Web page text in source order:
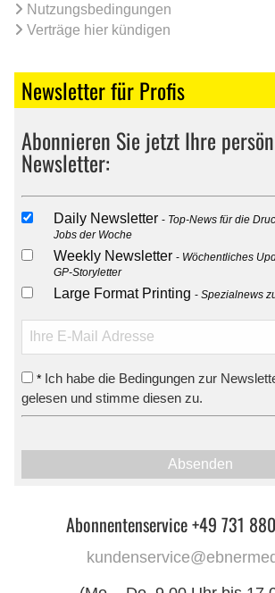
Nutzungsbedingungen
Verträge hier kündigen
Newsletter für Profis
Abonnieren Sie jetzt Ihre
Newsletter:
Daily Newsletter
Top-News für die
Jobs der Woche
Weekly Newsletter
Wöchentliches
GP-Storyletter
Large Format Printing Spezialnews
* Ich habe die Bedingungen zur
gelesen und stimme diesen zu.
Absenden
Abonnentenservice +49 731